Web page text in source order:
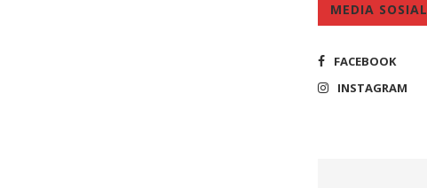
MEDIA SOSIAL
FACEBOOK
INSTAGRAM